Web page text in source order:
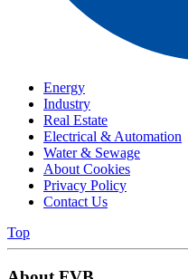
Energy
Industry
Real Estate
Electrical & Automation
Water & Sewage
About Cookies
Privacy Policy
Contact Us
Top